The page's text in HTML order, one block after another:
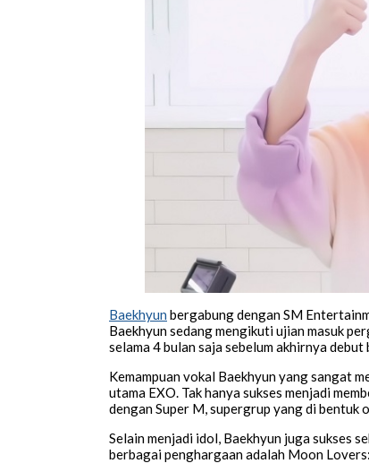
Baekhyun bergabung dengan SM
Baekhyun sedang mengikuti ujian masuk
selama 4 bulan saja sebelum akhirnya debut
Kemampuan vokal Baekhyun yang sangat
utama EXO. Tak hanya sukses menjadi
dengan Super M, supergrup yang di
Selain menjadi idol, Baekhyun juga sukses
berbagai penghargaan adalah Moon